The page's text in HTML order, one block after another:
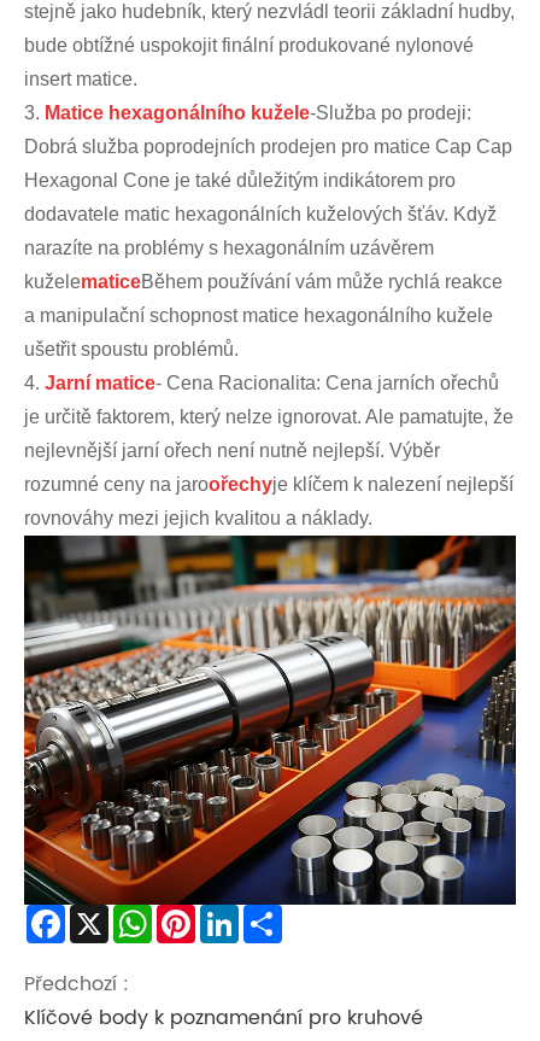
stejně jako hudebník, který nezvládl teorii základní hudby,
bude obtížné uspokojit finální produkované nylonové
insert matice.
3. Matice hexagonálního kužele-Služba po prodeji:
Dobrá služba poprodejních prodejen pro matice Cap Cap
Hexagonal Cone je také důležitým indikátorem pro
dodavatele matic hexagonálních kuželových šťáv. Když
narazíte na problémy s hexagonálním uzávěrem
kuželematiceBěhem používání vám může rychlá reakce
a manipulační schopnost matice hexagonálního kužele
ušetřit spoustu problémů.
4. Jarní matice- Cena Racionalita: Cena jarních ořechů
je určitě faktorem, který nelze ignorovat. Ale pamatujte, že
nejlevnější jarní ořech není nutně nejlepší. Výběr
rozumné ceny na jaroořechyje klíčem k nalezení nejlepší
rovnováhy mezi jejich kvalitou a náklady.
Facebook
X WhatsApp
PinterestLinkedIn
Předchozí :
Klíčové body k poznamenání pro kruhové